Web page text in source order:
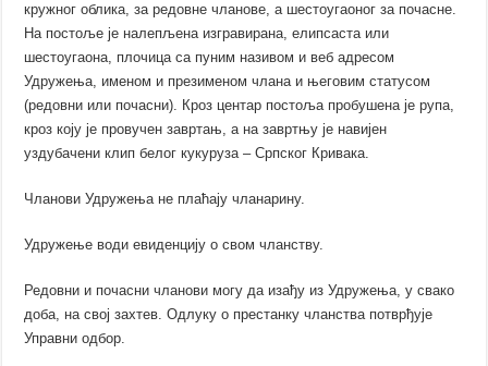
кружног облика, за редовне чланове, а шестоугаоног за почасне.
На постоље је налепљена изгравирана, елипсаста или
шестоугаона, плочица са пуним називом и веб адресом
Удружења, именом и презименом члана и његовим статусом
(редовни или почасни). Кроз центар постоља пробушена је рупа,
кроз коју је провучен завртањ, а на завртњу је навијен
уздубачени клип белог кукуруза – Српског Кривака.
Чланови Удружења не плаћају чланарину.
Удружење води евиденцију о свом чланству.
Редовни и почасни чланови могу да изађу из Удружења, у свако
доба, на свој захтев. Одлуку о престанку чланства потврђује
Управни одбор.